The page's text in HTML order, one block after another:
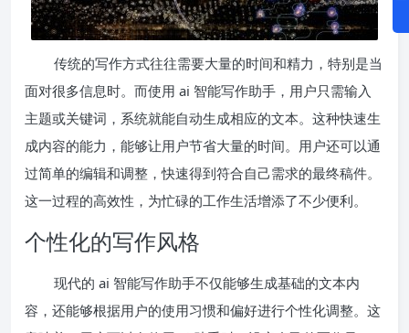
传统的写作方式往往需要大量的时间和精力，特别是当
面对很多信息时。而使用 ai 智能写作助手，用户只需输入
主题或关键词，系统就能自动生成相应的文本。这种快速生
成内容的能力，能够让用户节省大量的时间。用户还可以通
过简单的编辑和调整，快速得到符合自己需求的最终稿件。
这一过程的高效性，为忙碌的工作生活增添了不少便利。
个性化的写作风格
现代的 ai 智能写作助手不仅能够生成基础的文本内
容，还能够根据用户的使用习惯和偏好进行个性化调整。这